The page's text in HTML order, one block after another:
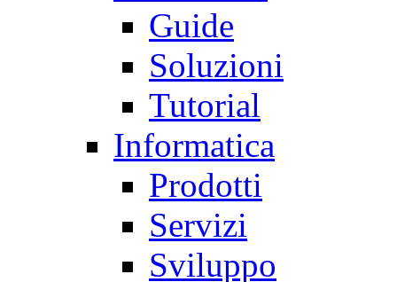
Guide
Soluzioni
Tutorial
Informatica
Prodotti
Servizi
Sviluppo